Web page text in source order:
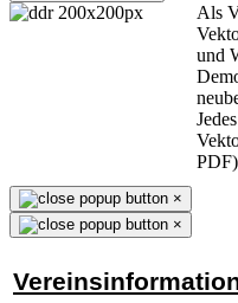
Als
und
×
×